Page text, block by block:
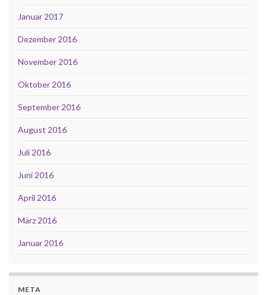
Januar 2017
Dezember 2016
November 2016
Oktober 2016
September 2016
August 2016
Juli 2016
Juni 2016
April 2016
März 2016
Januar 2016
META